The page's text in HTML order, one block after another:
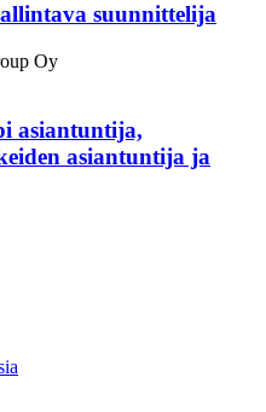
suunnittelija
Oy
asiantuntija,
asiantuntija ja